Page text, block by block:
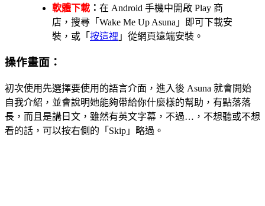
軟體下載 ： 在 Android 手機中開啟 Play 商
店，搜尋「Wake Me Up Asuna」即可下載安
裝，或「 按這裡 」從網頁遠端安裝。
操作畫面：
初次使用先選擇要使用的語言介面，進入後 Asuna 就會開始
自我介紹，並會說明她能夠帶給你什麼樣的幫助，有點落落
長，而且是講日文，雖然有英文字幕，不過…，不想聽或不想
看的話，可以按右側的「Skip」略過。